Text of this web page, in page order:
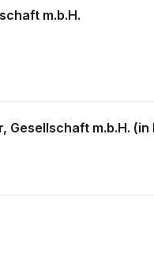
m.b.H.
Gesellschaft m.b.H. (in